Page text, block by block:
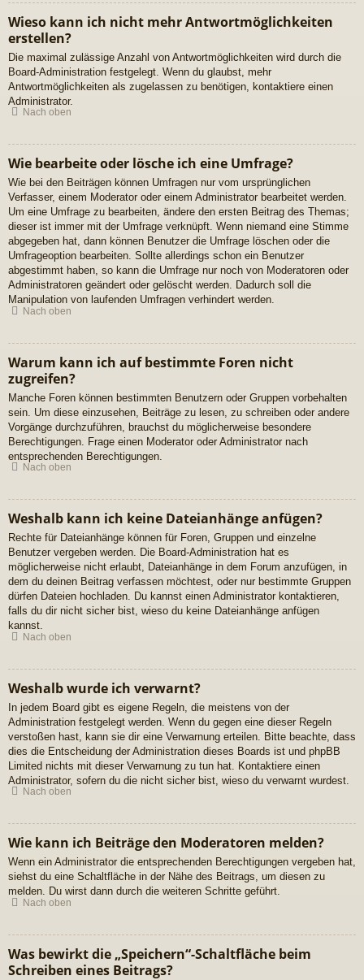
Wieso kann ich nicht mehr Antwortmöglichkeiten
erstellen?
Die maximal zulässige Anzahl von Antwortmöglichkeiten wird durch die
Board-Administration festgelegt. Wenn du glaubst, mehr
Antwortmöglichkeiten als zugelassen zu benötigen, kontaktiere einen
Administrator.
Nach oben
Wie bearbeite oder lösche ich eine Umfrage?
Wie bei den Beiträgen können Umfragen nur vom ursprünglichen
Verfasser, einem Moderator oder einem Administrator bearbeitet werden.
Um eine Umfrage zu bearbeiten, ändere den ersten Beitrag des Themas;
dieser ist immer mit der Umfrage verknüpft. Wenn niemand eine Stimme
abgegeben hat, dann können Benutzer die Umfrage löschen oder die
Umfrageoption bearbeiten. Sollte allerdings schon ein Benutzer
abgestimmt haben, so kann die Umfrage nur noch von Moderatoren oder
Administratoren geändert oder gelöscht werden. Dadurch soll die
Manipulation von laufenden Umfragen verhindert werden.
Nach oben
Warum kann ich auf bestimmte Foren nicht
zugreifen?
Manche Foren können bestimmten Benutzern oder Gruppen vorbehalten
sein. Um diese einzusehen, Beiträge zu lesen, zu schreiben oder andere
Vorgänge durchzuführen, brauchst du möglicherweise besondere
Berechtigungen. Frage einen Moderator oder Administrator nach
entsprechenden Berechtigungen.
Nach oben
Weshalb kann ich keine Dateianhänge anfügen?
Rechte für Dateianhänge können für Foren, Gruppen und einzelne
Benutzer vergeben werden. Die Board-Administration hat es
möglicherweise nicht erlaubt, Dateianhänge in dem Forum anzufügen, in
dem du deinen Beitrag verfassen möchtest, oder nur bestimmte Gruppen
dürfen Dateien hochladen. Du kannst einen Administrator kontaktieren,
falls du dir nicht sicher bist, wieso du keine Dateianhänge anfügen
kannst.
Nach oben
Weshalb wurde ich verwarnt?
In jedem Board gibt es eigene Regeln, die meistens von der
Administration festgelegt werden. Wenn du gegen eine dieser Regeln
verstoßen hast, kann sie dir eine Verwarnung erteilen. Bitte beachte, dass
dies die Entscheidung der Administration dieses Boards ist und phpBB
Limited nichts mit dieser Verwarnung zu tun hat. Kontaktiere einen
Administrator, sofern du die nicht sicher bist, wieso du verwarnt wurdest.
Nach oben
Wie kann ich Beiträge den Moderatoren melden?
Wenn ein Administrator die entsprechenden Berechtigungen vergeben hat,
siehst du eine Schaltfläche in der Nähe des Beitrags, um diesen zu
melden. Du wirst dann durch die weiteren Schritte geführt.
Nach oben
Was bewirkt die „Speichern“-Schaltfläche beim
Schreiben eines Beitrags?